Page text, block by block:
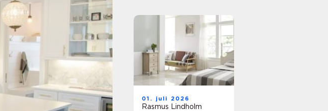
01. juli 2026
Rasmus Lindholm